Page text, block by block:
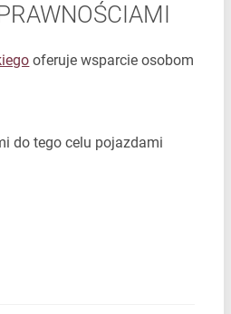
oferuje wsparcie osobom
do tego celu pojazdami